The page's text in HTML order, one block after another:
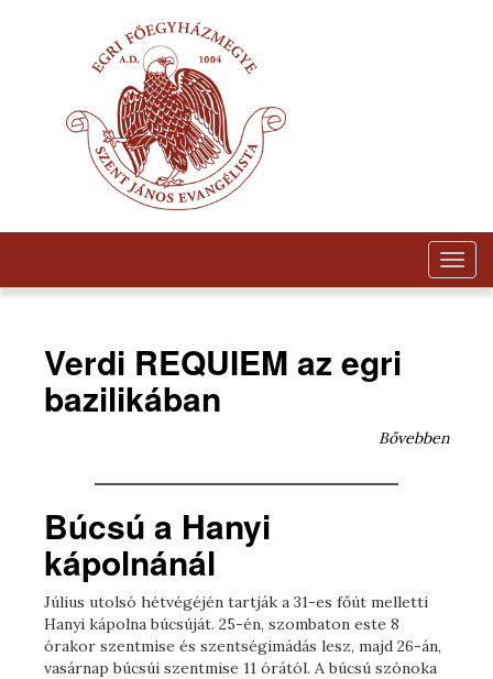
Verdi REQUIEM az egri
bazilikában
Bővebben
Búcsú a Hanyi
kápolnánál
Július utolsó hétvégéjén tartják a 31-es főút melletti
Hanyi kápolna búcsúját. 25-én, szombaton este 8
órakor szentmise és szentségimádás lesz, majd 26-án,
vasárnap búcsúi szentmise 11 órától. A búcsú szónoka